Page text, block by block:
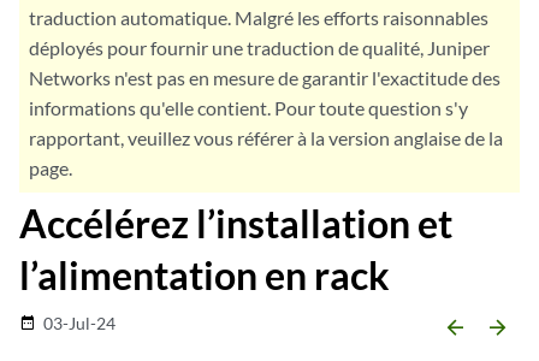
traduction automatique. Malgré les efforts raisonnables
déployés pour fournir une traduction de qualité, Juniper
Networks n'est pas en mesure de garantir l'exactitude des
informations qu'elle contient. Pour toute question s'y
rapportant, veuillez vous référer à la version anglaise de la
page.
Accélérez l’installation et
l’alimentation en rack
date_range 03-Jul-24 arrow_backward arrow_forward